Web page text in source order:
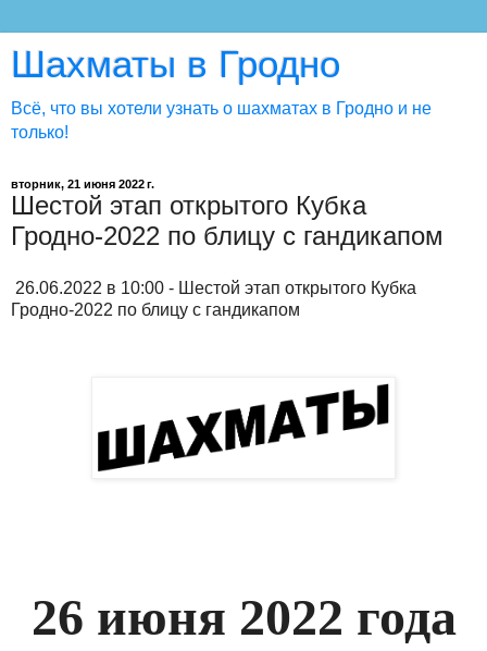
Шахматы в Гродно
Всё, что вы хотели узнать о шахматах в Гродно и не
только!
вторник, 21 июня 2022 г.
Шестой этап открытого Кубка
Гродно-2022 по блицу с гандикапом
26.06.2022 в 10:00 - Шестой этап открытого Кубка
Гродно-2022 по блицу с гандикапом
26 июня 2022 года